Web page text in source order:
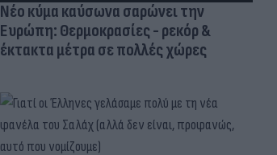
Νέο κύμα καύσωνα σαρώνει την
Ευρώπη: Θερμοκρασίες - ρεκόρ &
έκτακτα μέτρα σε πολλές χώρες